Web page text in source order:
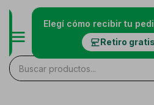
Elegí cómo recibir tu pedido:
Retiro gratis